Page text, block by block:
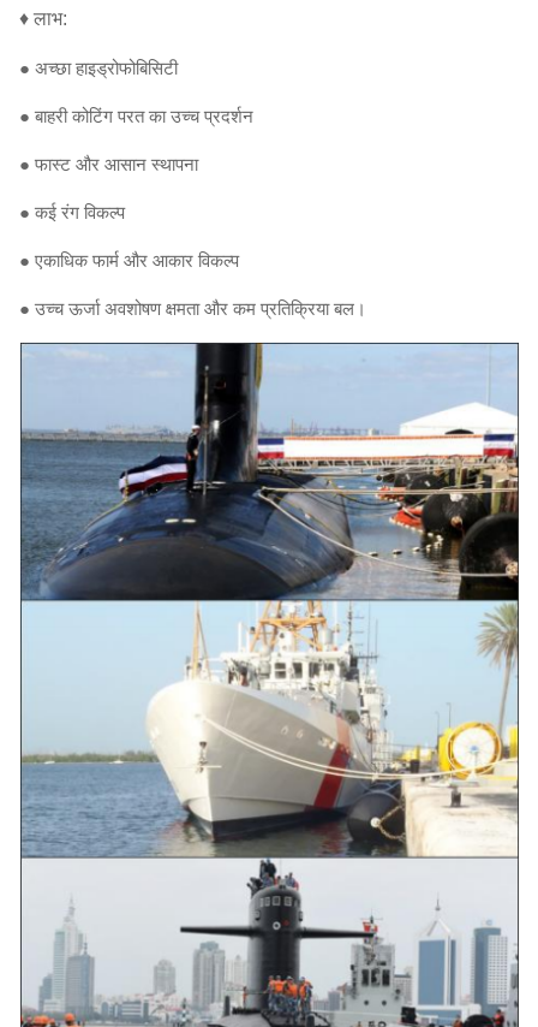
♦ लाभ:
● अच्छा हाइड्रोफोबिसिटी
● बाहरी कोटिंग परत का उच्च प्रदर्शन
● फास्ट और आसान स्थापना
● कई रंग विकल्प
● एकाधिक फार्म और आकार विकल्प
● उच्च ऊर्जा अवशोषण क्षमता और कम प्रतिक्रिया बल।